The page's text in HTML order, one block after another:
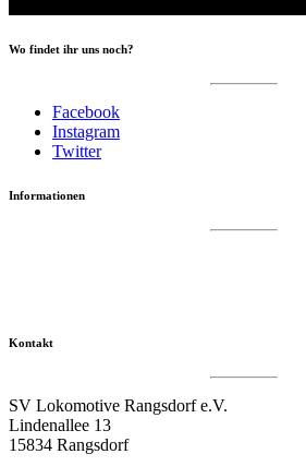
Wo findet ihr uns noch?
Facebook
Instagram
Twitter
Informationen
Kontakt
SV Lokomotive Rangsdorf e.V.
Lindenallee 13
15834 Rangsdorf